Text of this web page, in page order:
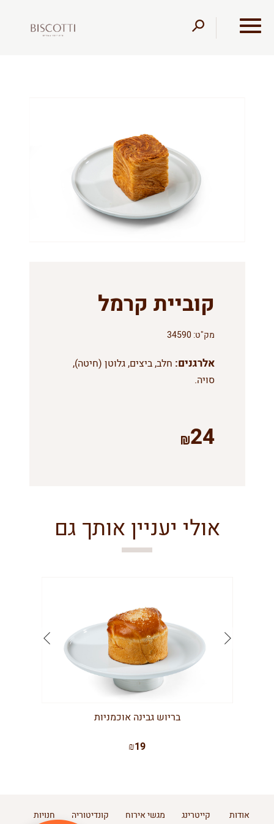
עמוד הבית עוגות שמרים
קוביית
קוביית קרמל
מק"ט: 34590
אלרגנים: חלב, ביצים, גלוטן (חיטה),
סויה.
24
אולי יעניין אותך גם
בריוש גבינה אוכמניות
₪19
אודות קייטרינג מגשי אירוח קונדיטוריה חנויות